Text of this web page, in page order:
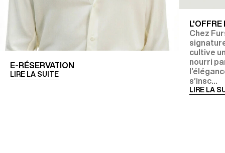
E-RÉSERVATION
LIRE LA SUITE
Chez
cultive
nourri
s’insc...
LIRE LA